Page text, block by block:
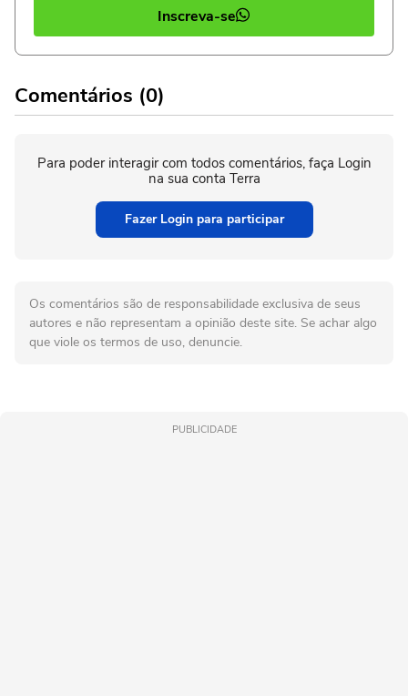
Inscreva-se
Comentários (0)
Para poder interagir com todos comentários, faça Login
na sua conta Terra
Fazer Login para participar
Os comentários são de responsabilidade exclusiva de seus
autores e não representam a opinião deste site. Se achar algo
que viole os termos de uso, denuncie.
PUBLICIDADE